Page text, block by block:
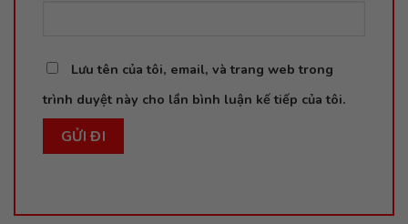
Lưu tên của tôi, email, và trang web trong
trình duyệt này cho lần bình luận kế tiếp của tôi.